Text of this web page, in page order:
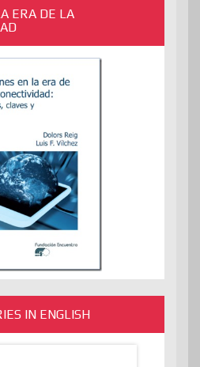
ERA DE LA
IN ENGLISH